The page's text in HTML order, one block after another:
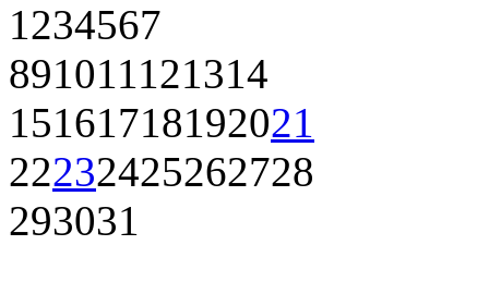
1234567
891011121314
15161718192021
22232425262728
293031